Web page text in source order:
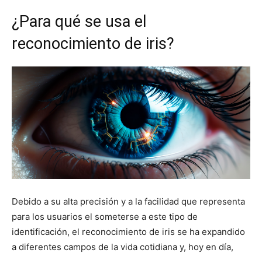
¿Para qué se usa el
reconocimiento de iris?
Debido a su alta precisión y a la facilidad que representa
para los usuarios el someterse a este tipo de
identificación, el reconocimiento de iris se ha expandido
a diferentes campos de la vida cotidiana y, hoy en día,